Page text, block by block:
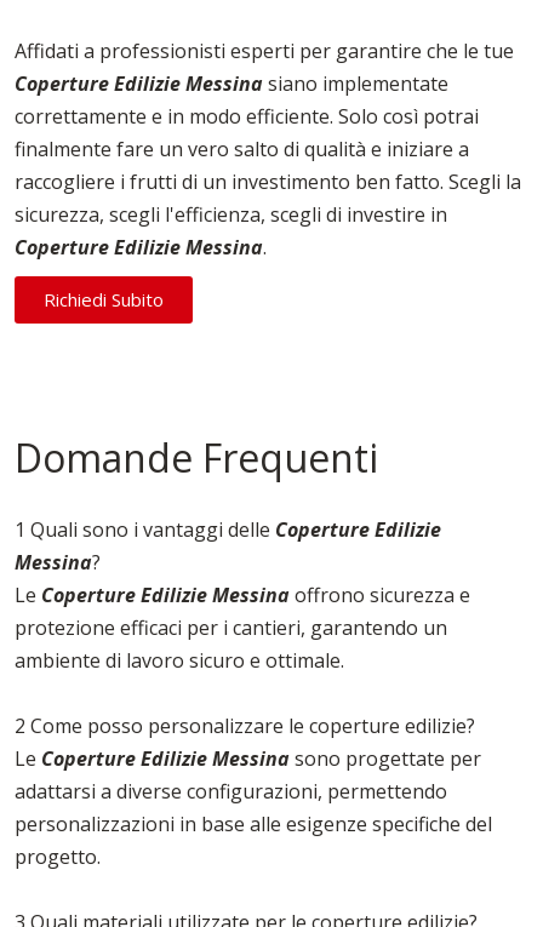
Affidati a professionisti esperti per garantire che le tue
Coperture Edilizie Messinasiano implementate
correttamente e in modo efficiente. Solo così potrai
finalmente fare un vero salto di qualità e iniziare a
raccogliere i frutti di un investimento ben fatto. Scegli la
sicurezza, scegli l'efficienza, scegli di investire in
Coperture Edilizie Messina.
Richiedi Subito
Domande Frequenti
1 Quali sono i vantaggi delle Coperture Edilizie
Messina?
Le Coperture Edilizie Messinaoffrono sicurezza e
protezione efficaci per i cantieri, garantendo un
ambiente di lavoro sicuro e ottimale.
2 Come posso personalizzare le coperture edilizie?
Le Coperture Edilizie Messinasono progettate per
adattarsi a diverse configurazioni, permettendo
personalizzazioni in base alle esigenze specifiche del
progetto.